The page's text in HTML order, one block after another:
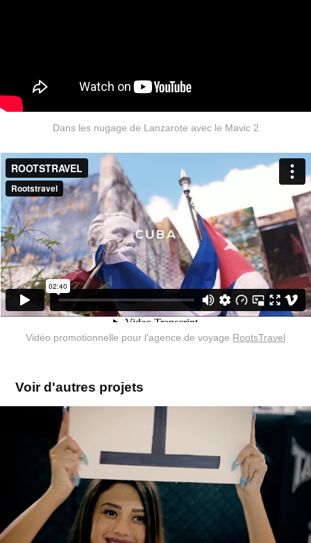
Dans les nugage de Lanzarote avec le Mavic 2
Vidéo promotionnelle pour l'agence de voyage RootsTravel
Voir d'autres projets
WebSerie